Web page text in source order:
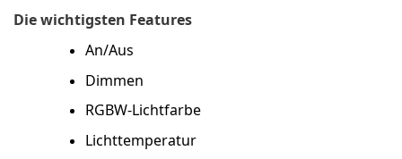
Die wichtigsten Features
An/Aus
Dimmen
RGBW-Lichtfarbe
Lichttemperatur